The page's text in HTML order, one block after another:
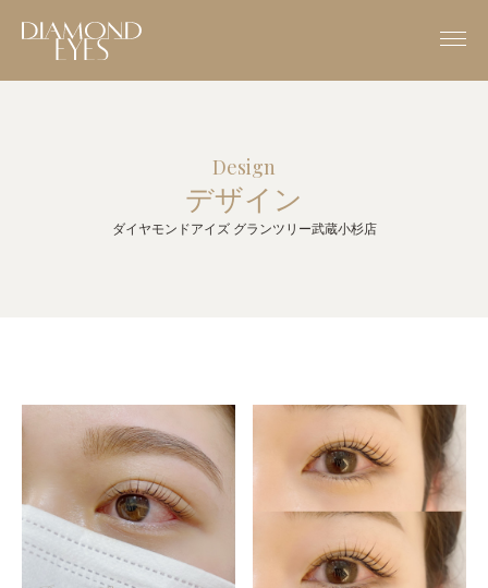
Design
デザイン
ダイヤモンドアイズ グランツリー武蔵小杉店